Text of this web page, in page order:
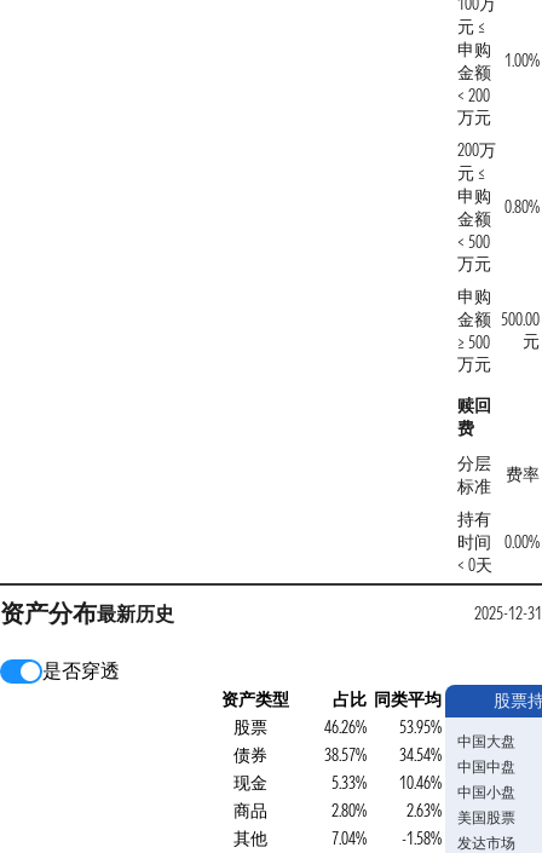
元 ≤
申购
金额
< 200
万元
1.00%
200万
元 ≤
申购
金额
< 500
万元
0.80%
申购
金额
≥ 500
万元
500.00
元
赎回
费
分层
标准
费率
持有
时间
< 0天
0.00%
资产分布最新历史 2025-12-31
是否穿透
资产类型 占比 同类平均
股票
46.26%
53.95%
债券
38.57%
34.54%
现金
5.33%
10.46%
商品
2.80%
2.63%
其他
7.04% -1.58%
股票
中国大盘
中国中盘
中国小盘
美国股票
发达市场